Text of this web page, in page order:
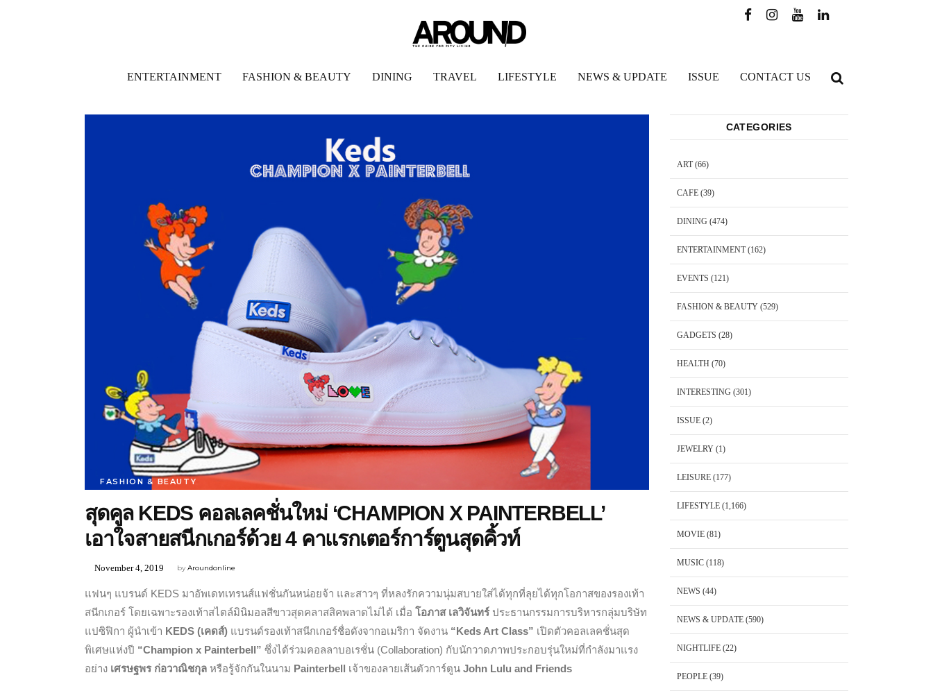
ENTERTAINMENT FASHION & BEAUTY DINING TRAVEL LIFESTYLE NEWS & UPDATE ISSUE CONTACT US
FASHION & BEAUTY
สุดคูล KEDS คอลเลคชั่นใหม่ ‘CHAMPION X PAINTERBELL’
เอาใจสายสนีกเกอร์ด้วย 4 คาแรกเตอร์การ์ตูนสุดคิ้วท์
byAroundonline
November 4, 2019
แฟนๆ แบรนด์ KEDS มาอัพเดทเทรนส์แฟชั่นกันหน่อยจ้า และสาวๆ ที่หลงรักความนุ่มสบายใส่ได้ทุกที่ลุยได้ทุกโอกาสของรองเท้า
สนีกเกอร์ โดยเฉพาะรองเท้าสไตล์มินิมอลสีขาวสุดคลาสสิคพลาดไม่ได้ เมื่อ โอภาส เลวิจันทร์ประธานกรรมการบริหารกลุ่มบริษัท
แปซิฟิกา ผู้นำเข้า KEDS (เคดส์) แบรนด์รองเท้าสนีกเกอร์ชื่อดังจากอเมริกา จัดงาน “ Keds Art Class” เปิดตัวคอลเลคชั่นสุด
พิเศษแห่งปี “Champion x Painterbell” ซึ่งได้ร่วมคอลลาบอเรชั่น (Collaboration) กับนักวาดภาพประกอบรุ่นใหม่ที่กำลังมาแรง
อย่าง เศรษฐพร ก่อวาณิชกุล หรือรู้จักกันในนาม Painterbell เจ้าของลายเส้นตัวการ์ตูน John Lulu and Friends
CATEGORIES
ART(66)
CAFE(39)
DINING (474)
ENTERTAINMENT(162)
EVENTS (121)
FASHION & BEAUTY(529)
GADGETS (28)
HEALTH (70)
INTERESTING (301)
ISSUE(2)
JEWELRY(1)
LEISURE(177)
LIFESTYLE(1,166)
MOVIE(81)
MUSIC(118)
NEWS (44)
NEWS & UPDATE(590)
NIGHTLIFE(22)
PEOPLE(39)